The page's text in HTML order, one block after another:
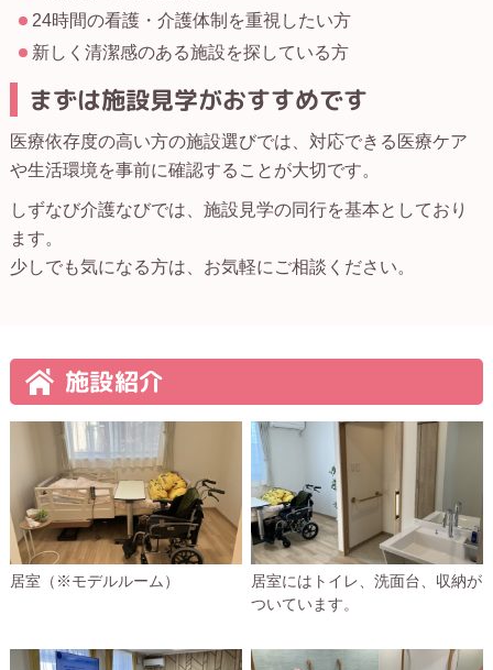
24時間の看護・介護体制を重視したい方
新しく清潔感のある施設を探している方
まずは施設見学がおすすめです
医療依存度の高い方の施設選びでは、対応できる医療ケア
や生活環境を事前に確認することが大切です。
しずなび介護なびでは、施設見学の同行を基本としており
ます。
少しでも気になる方は、お気軽にご相談ください。
施設紹介
居室（※モデルルーム）
居室にはトイレ、洗面台、収納が
ついています。